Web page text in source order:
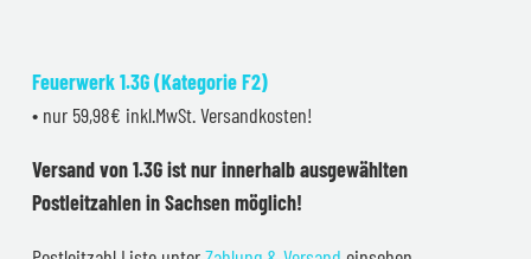
Feuerwerk 1.3G (Kategorie F2)
• nur 59,98€ inkl.MwSt. Versandkosten!
Versand von 1.3G ist nur innerhalb ausgewählten
Postleitzahlen in Sachsen möglich!